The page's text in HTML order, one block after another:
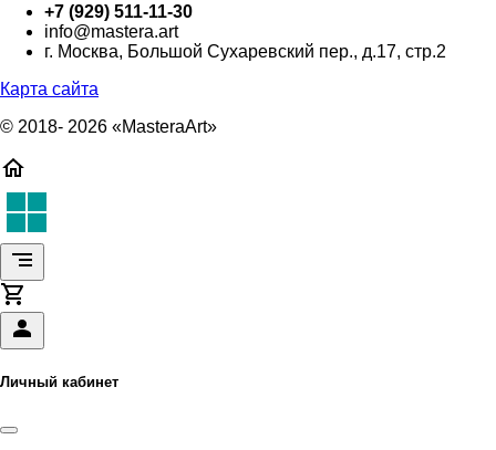
+7 (929) 511-11-30
info@mastera.art
г. Москва, Большой Сухаревский пер., д.17, стр.2
Карта сайта
© 2018- 2026 «MasteraArt»
Личный кабинет